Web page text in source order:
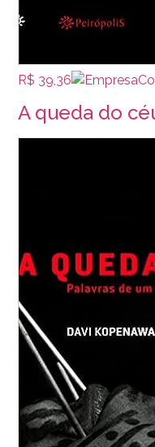
R$ 39,36
A queda do